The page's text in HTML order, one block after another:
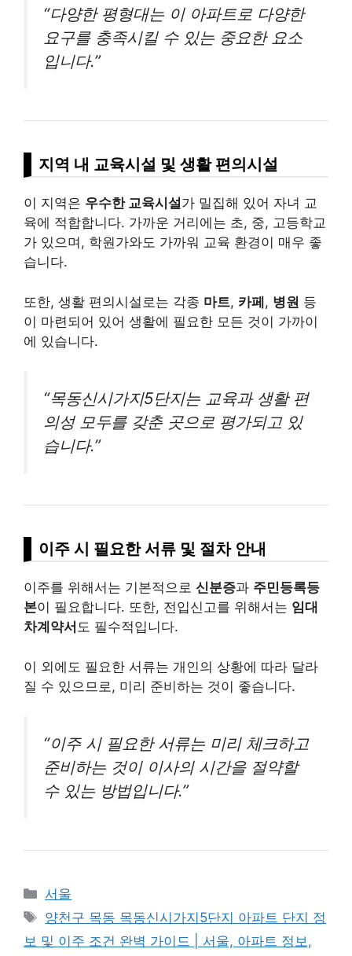
“다양한 평형대는 이 아파트로 다양한
요구를 충족시킬 수 있는 중요한 요소
입니다.”
지역 내 교육시설 및 생활 편의시설
이 지역은 우수한 교육시설가 밀집해 있어 자녀 교
육에 적합합니다. 가까운 거리에는 초, 중, 고등학교
가 있으며, 학원가와도 가까워 교육 환경이 매우 좋
습니다.
또한, 생활 편의시설로는 각종 마트, 카페, 병원 등
이 마련되어 있어 생활에 필요한 모든 것이 가까이
에 있습니다.
“목동신시가지5단지는 교육과 생활 편
의성 모두를 갖춘 곳으로 평가되고 있
습니다.”
이주 시 필요한 서류 및 절차 안내
이주를 위해서는 기본적으로 신분증과 주민등록등
본이 필요합니다. 또한, 전입신고를 위해서는 임대
차계약서 도 필수적입니다.
이 외에도 필요한 서류는 개인의 상황에 따라 달라
질 수 있으므로, 미리 준비하는 것이 좋습니다.
“이주 시 필요한 서류는 미리 체크하고
준비하는 것이 이사의 시간을 절약할
수 있는 방법입니다.”
Categories
서울
Tags
양천구 목동 목동신시가지5단지 아파트 단지 정
보 및 이주 조건 완벽 가이드 | 서울, 아파트 정보,